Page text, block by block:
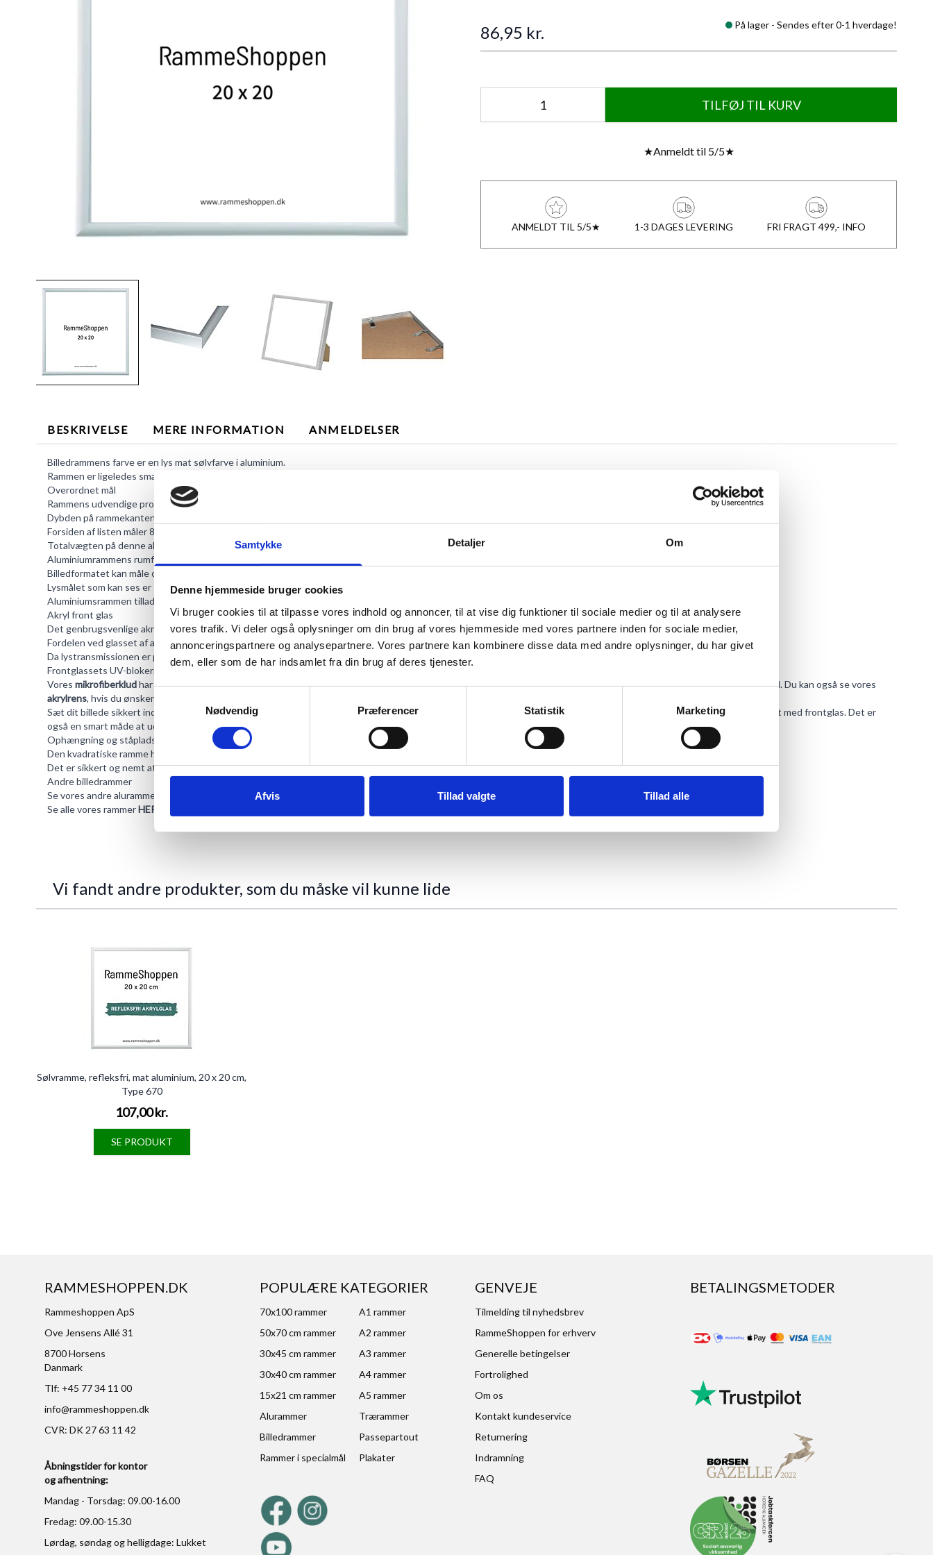
Samtykke Detaljer Om
Denne hjemmeside bruger cookies
Vi bruger cookies til at tilpasse vores indhold og annoncer, til at vise dig funktioner til sociale medier og til at analysere
vores trafik. Vi deler også oplysninger om din brug af vores hjemmeside med vores partnere inden for sociale medier,
annonceringspartnere og analysepartnere. Vores partnere kan kombinere disse data med andre oplysninger, du har givet
dem, eller som de har indsamlet fra din brug af deres tjenester.
Nødvendig
Præferencer Statistik Marketing
Afvis Tillad valgte Tillad alle
View larger image
86,95 kr. På lager - Sendes efter 0-1 hverdage!
TILFØJ TIL KURV
★Anmeldt til 5/5★
ANMELDT TIL 5/5★ 1-3 DAGES LEVERING FRI FRAGT 499,- INFO
BESKRIVELSE MERE INFORMATION ANMELDELSER
Billedrammens farve er en lys mat sølvfarve i aluminium.
Rammen er ligeledes smal, men er alligevel den mest stabile i dette kantmål.
Overordnet mål
Rammens udvendige profil måler 20,8 x 20,8 x 2,1 cm.
Dybden på rammekanten er 21 mm.
Forsiden af listen måler 8 mm.
Totalvægten på denne aluminiumsramme: 450 g.
Aluminiumrammens rumfang
Billedformatet kan måle op til 20,0*20,0 cm.
Lysmålet som kan ses er 19,2 x 19,2 cm.
Aluminiumsrammen tillader en motivdybde på 6 mm.
Akryl front glas
Det genbrugsvenlige akryl glas er stabilt og knuses ikke. Derudover fylder det ikke meget, da dybden er 1 mm.
Fordelen ved glasset af akryl er, at det er farveneutralt. Der vil ikke vise sig et grønt skær.
Da lystransmissionen er på 78%, bevares billedets klare kontraster og nuancer.
Frontglassets UV-blokering er 48%.
Vores mikrofiberkludhar flere fordele, så som at de ikke efterlader fnugrester på kanter eller glas, og ej hellere ridser. Og så er de super effektive til at tørre støv væk med. Du kan også se vores
akrylrens, hvis du ønsker at gøre akrylen mere dybdegående rent.
Sæt dit billede sikkert ind i rammen via et flotpassepartout
- vælg mellem flere typer. Det skåner det indrammede materiale, da det sørger for, at det ikke kommer i kontakt med frontglas. Det er
også en smart måde at udstille sit billede på.
Ophængning og ståplads
Den kvadratiske ramme har både støttebeslag og clipsebeslag, så den kan stå og hænge efter dit behov.
Det er sikkert og nemt at indramme dit indhold med den støttende bagplade. Ligeledes følger et lyst papir med, som ikke mister farve med tiden.
Andre billedrammer
Se vores andre alurammer
Se alle vores rammerHER
Vi fandt andre produkter, som du måske vil kunne lide
Sølvramme, refleksfri, mat aluminium, 20 x 20 cm,
Type 670
107,00 kr.
SE PRODUKT
RAMMESHOPPEN.DK
Rammeshoppen ApS
Ove Jensens Allé 31
8700 Horsens
Danmark
Tlf: +45 77 34 11 00
info@rammeshoppen.dk
CVR: DK 27 63 11 42
Åbningstider for kontor
og afhentning:
Mandag - Torsdag: 09.00-16.00
Fredag: 09.00-15.30
Lørdag, søndag og helligdage: Lukket
POPULÆRE KATEGORIER
70x100 rammer
A1 rammer
50x70 cm rammer
A2 rammer
30x45 cm rammer
A3 rammer
30x40 cm rammer
A4 rammer
15x21 cm rammer
A5 rammer
Alurammer
Trærammer
Billedrammer
Passepartout
Rammer i specialmål
Plakater
GENVEJE
Tilmelding til nyhedsbrev
RammeShoppen for erhverv
Generelle betingelser
Fortrolighed
Om os
Kontakt kundeservice
Returnering
Indramning
FAQ
BETALINGSMETODER